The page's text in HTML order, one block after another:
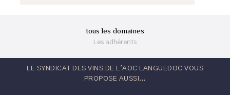
tous les domaines
Les adhérents
LE SYNDICAT DES VINS DE L'AOC LANGUEDOC VOUS
PROPOSE AUSSI...